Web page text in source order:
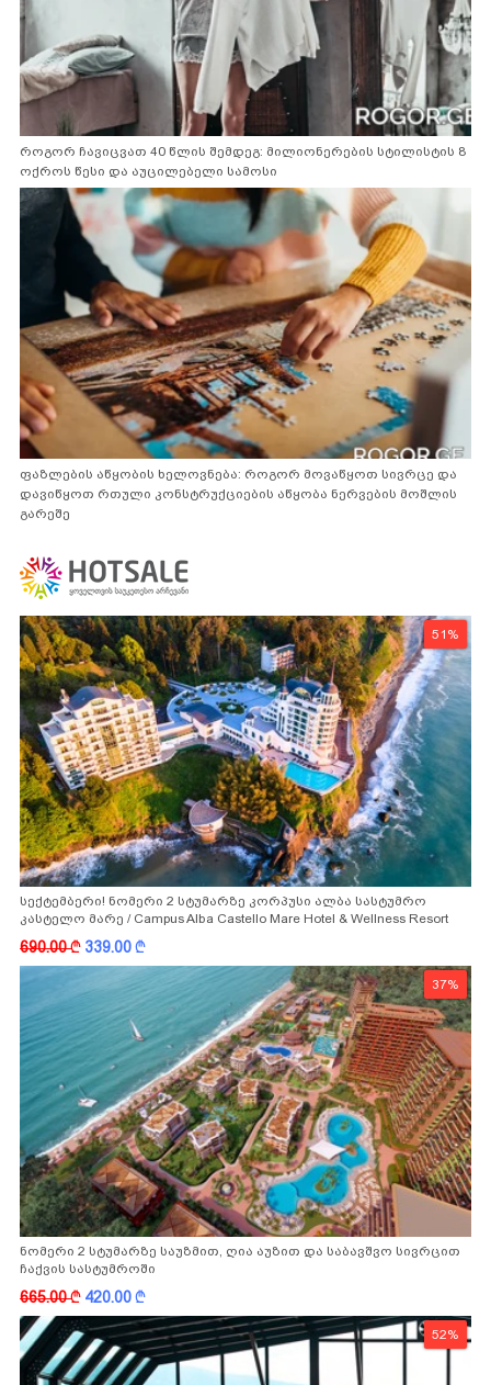
როგორ ჩავიცვათ 40 წლის შემდეგ: მილიონერების სტილისტის 8
ოქროს წესი და აუცილებელი სამოსი
ფაზლების აწყობის ხელოვნება: როგორ მოვაწყოთ სივრცე და
დავიწყოთ რთული კონსტრუქციების აწყობა ნერვების მოშლის
გარეშე
51%
სექტემბერი! ნომერი 2 სტუმარზე კორპუსი ალბა სასტუმრო
კასტელო მარე / Campus Alba Castello Mare Hotel & Wellness Resort
-სგან!
690.00k 339.00k
37%
ნომერი 2 სტუმარზე საუზმით, ღია აუზით და საბავშვო სივრცით
ჩაქვის სასტუმროში
665.00k 420.00k
52%